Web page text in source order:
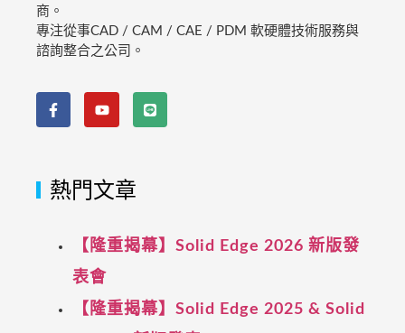
商。
專注從事CAD / CAM / CAE / PDM 軟硬體技術服務與
諮詢整合之公司。
熱門文章
【隆重揭幕】Solid Edge 2026 新版發
表會
【隆重揭幕】Solid Edge 2025 & Solid